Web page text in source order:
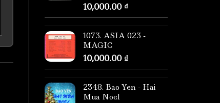
10,000.00 ₫
1073. ASIA 023 -
MAGIC
10,000.00 ₫
2348. Bao Yen - Hai
Mua Noel